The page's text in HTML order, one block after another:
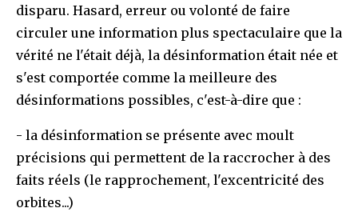
disparu. Hasard, erreur ou volonté de faire
circuler une information plus spectaculaire que la
vérité ne l'était déjà, la désinformation était née et
s'est comportée comme la meilleure des
désinformations possibles, c'est-à-dire que :
- la désinformation se présente avec moult
précisions qui permettent de la raccrocher à des
faits réels (le rapprochement, l'excentricité des
orbites...)